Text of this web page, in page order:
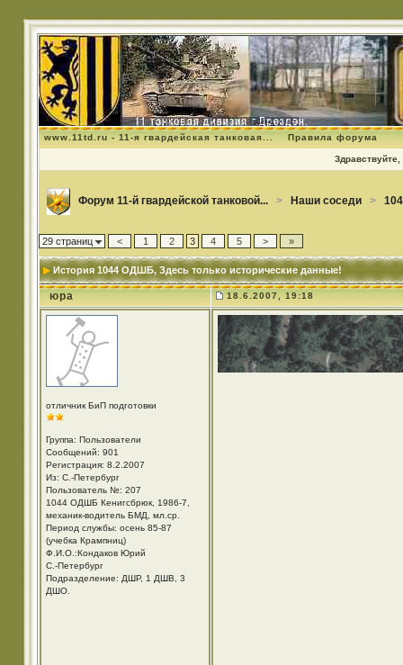
www.11td.ru - 11-я гвардейская танковая... Правила форума
Здравствуйте,
Форум 11-й гвардейской танковой... > Наши соседи >
29 страниц < 1 2 3 4 5 > »
История 1044 ОДШБ, Здесь только исторические данные!
юра 18.6.2007, 19:18
отличник БиП подготовки
Группа: Пользователи
Сообщений: 901
Регистрация: 8.2.2007
Из: С.-Петербург
Пользователь №: 207
1044 ОДШБ Кенигсбрюк, 1986-7,
механик-водитель БМД, мл.ср.
Период службы: осень 85-87
(учебка Крампниц)
Ф.И.О.:Кондаков Юрий
С.-Петербург
Подразделение: ДШР, 1 ДШВ, 3
ДШО.